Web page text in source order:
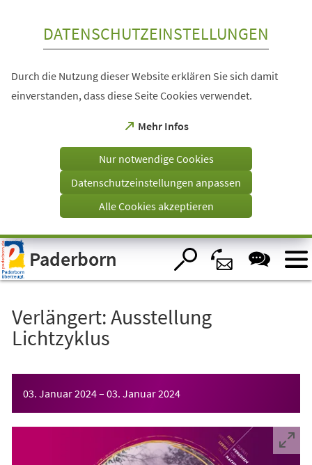
Visuelle
Assistenzsoftware
öffnen.
DATENSCHUTZEINSTELLUNGEN
Durch die Nutzung dieser Website erklären Sie sich damit
einverstanden, dass diese Seite Cookies verwendet.
Mehr Infos
(Öffnet
einem
Tab)
Nur notwendige Cookies
Datenschutzeinstellungen anpassen
Alle Cookies akzeptieren
Paderborn
Verlängert: Ausstellung
Lichtzyklus
03. Januar 2024– 03. Januar 2024